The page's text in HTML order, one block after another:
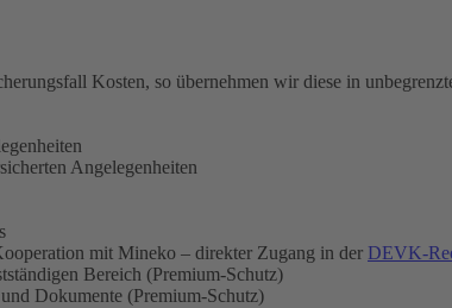
Kosten, so übernehmen wir diese in
Angelegenheiten
mit Mineko – direkter Zugang in der DEVK-
Bereich (Premium-Schutz)
Dokumente (Premium-Schutz)